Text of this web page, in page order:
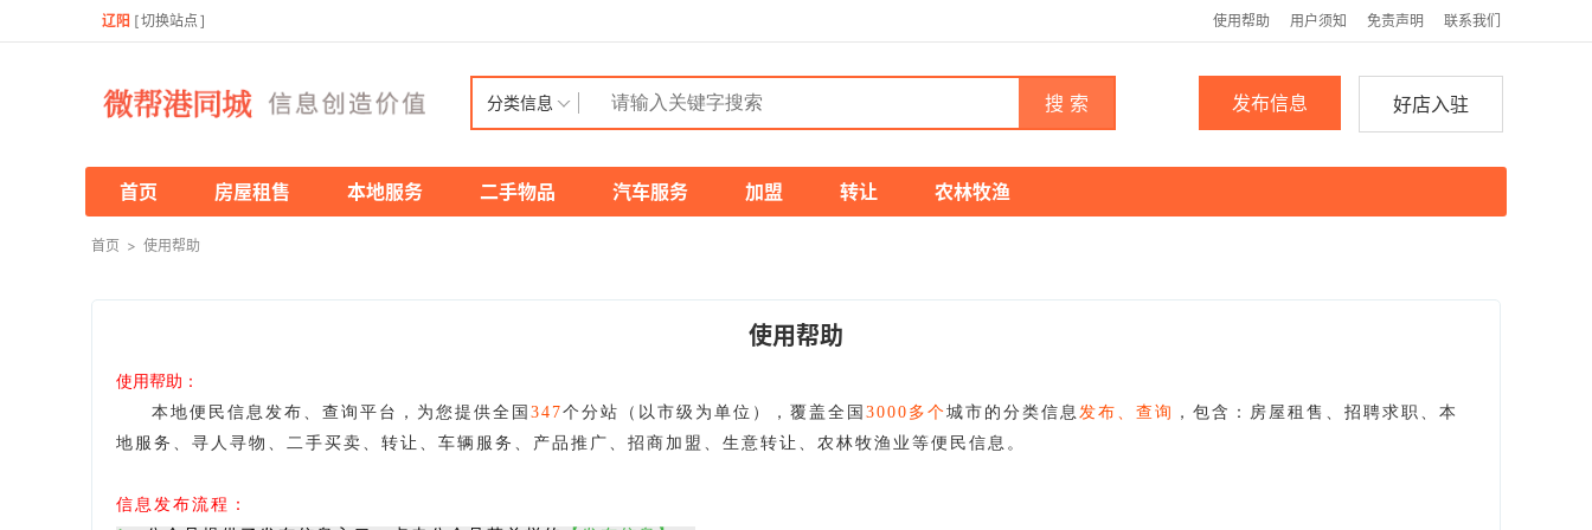
辽阳 [切换站点 ] 使用帮助 用户须知 免责声明 联系我们
分类信息 搜 索 好店入驻
发布信息
首页 房屋租售 本地服务 二手物品 汽车服务 加盟 转让 农林牧渔
首页 > 使用帮助
使用帮助
使用帮助：
本地便民信息发布、查询平台，为您提供全国 347个分站（以市级为单位），覆盖全国 3000多个城市的分类信息 发布、查询 ，包含：房屋租售、招聘求职、本
地服务、寻人寻物、二手买卖、转让、车辆服务、产品推广、招商加盟、生意转让、农林牧渔业等便民信息。
信息发布流程：